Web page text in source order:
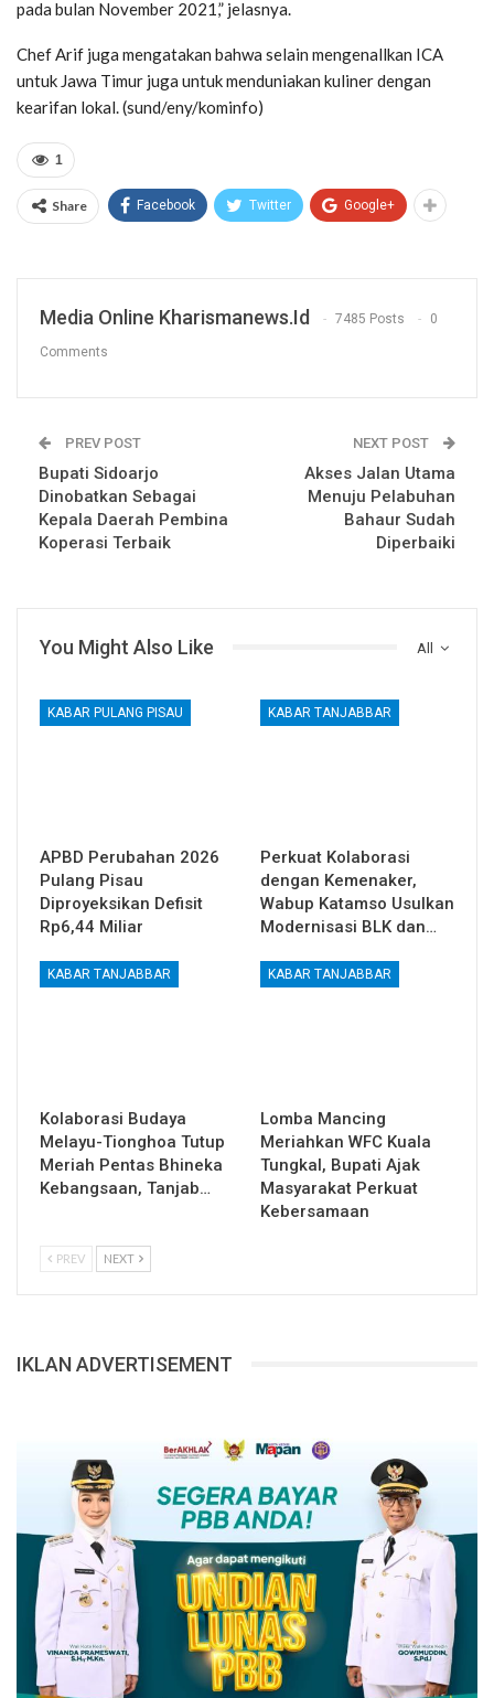
pada bulan November 2021,” jelasnya.
Chef Arif juga mengatakan bahwa selain mengenallkan ICA
untuk Jawa Timur juga untuk menduniakan kuliner dengan
kearifan lokal. (sund/eny/kominfo)
1
Share Facebook Twitter Google+
Media Online Kharismanews.id 7485 Posts 0
Comments
PREV POST
Bupati Sidoarjo
Dinobatkan Sebagai
Kepala Daerah Pembina
Koperasi Terbaik
NEXT POST
Akses Jalan Utama
Menuju Pelabuhan
Bahaur Sudah
Diperbaiki
All
You Might Also Like
KABAR PULANG PISAU
APBD Perubahan 2026
Pulang Pisau
Diproyeksikan Defisit
Rp6,44 Miliar
KABAR TANJABBAR
Perkuat Kolaborasi
dengan Kemenaker,
Wabup Katamso Usulkan
Modernisasi BLK dan…
KABAR TANJABBAR
Kolaborasi Budaya
Melayu-Tionghoa Tutup
Meriah Pentas Bhineka
Kebangsaan, Tanjab…
KABAR TANJABBAR
Lomba Mancing
Meriahkan WFC Kuala
Tungkal, Bupati Ajak
Masyarakat Perkuat
Kebersamaan
PREV NEXT
IKLAN ADVERTISEMENT